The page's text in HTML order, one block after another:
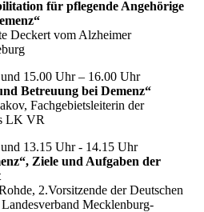
für pflegende Angehörige
Deckert vom Alzheimer
15.00 Uhr – 16.00 Uhr
Betreuung bei Demenz“
Fachgebietsleiterin der
LK VR
13.15 Uhr - 14.15 Uhr
Ziele und Aufgaben der
2.Vorsitzende der Deutschen
Mecklenburg-